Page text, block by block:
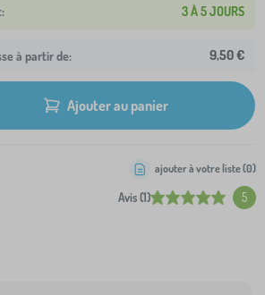
3 À 5 JOURS
à partir de: 9,50 €
Ajouter au panier
Avis (1) 5
ajouter à votre liste (0)